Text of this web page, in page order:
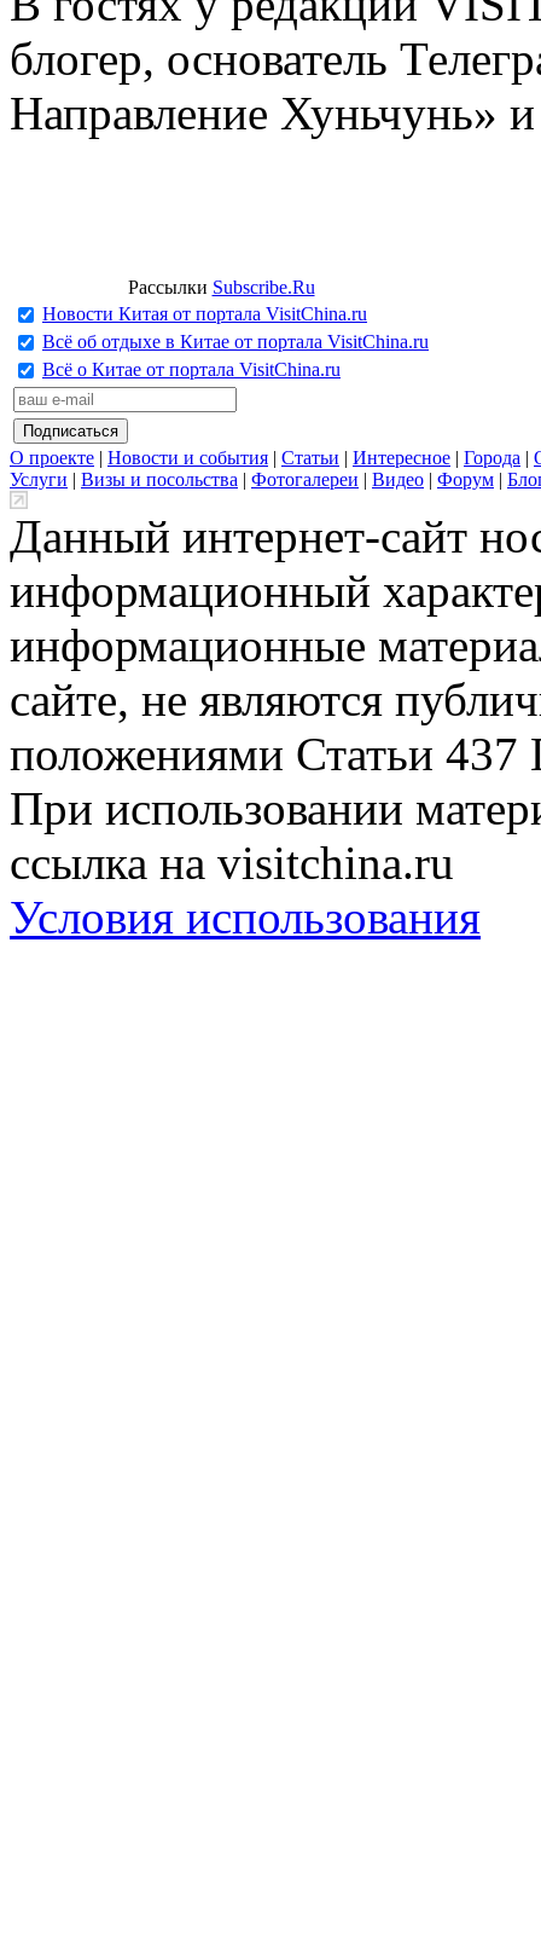
блогер, основатель
Направление Хуньчунь»
Рассылки Subscribe.Ru
Новости Китая от портала VisitChina.ru
Всё об отдыхе в Китае от портала VisitChina.ru
Всё о Китае от портала VisitChina.ru
О проекте | Новости и события | Статьи | Интересное | Города |
Услуги | Визы и посольства | Фотогалереи | Видео | Форум |
Данный интернет-сайт
информационный
информационные
сайте, не являются
положениями Статьи 437
При использовании
ссылка на visitchina.ru
Условия использования